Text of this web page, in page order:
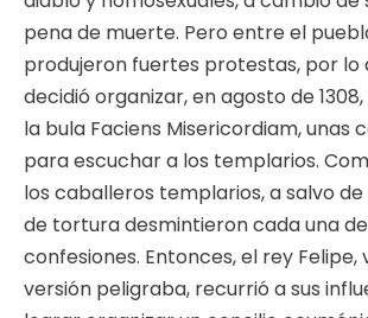
pena de muerte. Pero entre el
produjeron fuertes protestas, por lo
decidió organizar, en agosto de
la bula Faciens Misericordiam, unas
para escuchar a los templarios.
los caballeros templarios, a salvo
de tortura desmintieron cada una de
confesiones. Entonces, el rey Felipe,
versión peligraba, recurrió a sus